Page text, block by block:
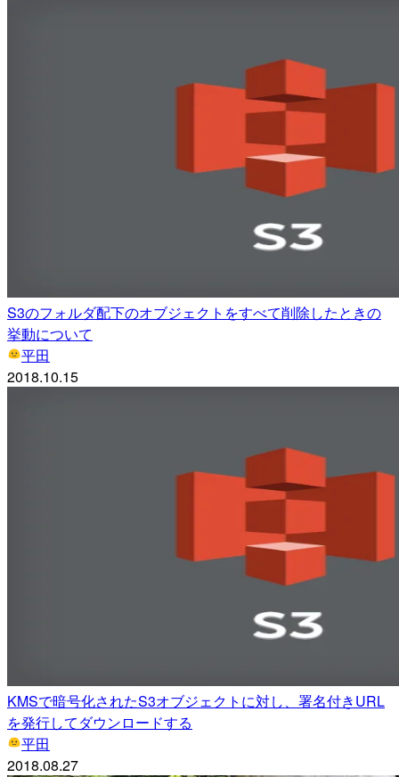
S3のフォルダ配下のオブジェクトをすべて削除したときの
挙動について
平田
2018.10.15
KMSで暗号化されたS3オブジェクトに対し、署名付きURL
を発行してダウンロードする
平田
2018.08.27